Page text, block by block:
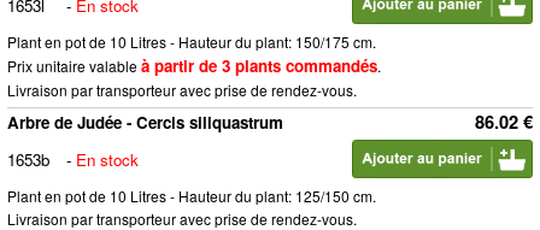
1653l
- En stock
Plant en pot de 10 Litres - Hauteur du plant: 150/175 cm.
Prix unitaire valableà partir de 3 plants commandés.
Livraison par transporteur avec prise de rendez-vous.
86.02 €
Arbre de Judée - Cercis siliquastrum
1653b
- En stock
Plant en pot de 10 Litres - Hauteur du plant: 125/150 cm.
Livraison par transporteur avec prise de rendez-vous.